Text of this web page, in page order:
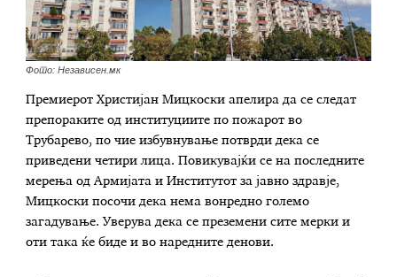
Фото: Независен.мк
Премиерот Христијан Мицкоски апелира да се следат
препораките од институциите по пожарот во
Трубарево, по чие избувнување потврди дека се
приведени четири лица. Повикувајќи се на последните
мерења од Армијата и Институтот за јавно здравје,
Мицкоски посочи дека нема вонредно големо
загадување. Уверува дека се преземени сите мерки и
оти така ќе биде и во наредните денови.